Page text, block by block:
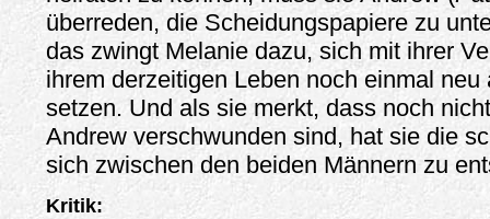
überreden, die Scheidungspapiere zu
das zwingt Melanie dazu, sich mit ihrer
ihrem derzeitigen Leben noch einmal neu
setzen. Und als sie merkt, dass noch
Andrew verschwunden sind, hat sie die
sich zwischen den beiden Männern zu
Kritik: